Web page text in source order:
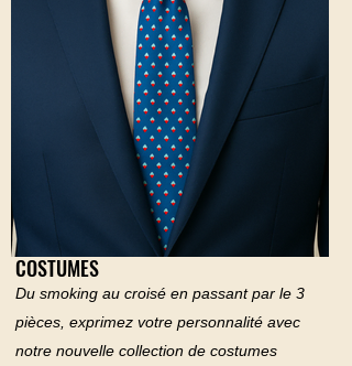
Du smoking au croisé en passant par le 3
pièces, exprimez votre personnalité avec
notre nouvelle collection de costumes
COSTUMES